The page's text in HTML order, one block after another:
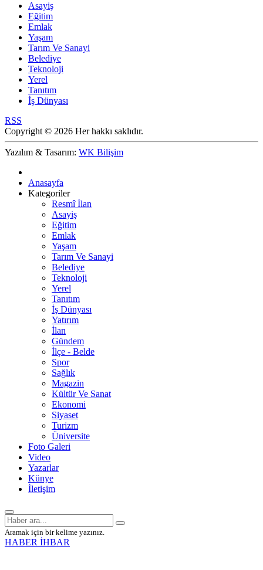
Asayiş
Eğitim
Emlak
Yaşam
Tarım Ve Sanayi
Belediye
Teknoloji
Yerel
Tanıtım
İş Dünyası
RSS
Copyright © 2026 Her hakkı saklıdır.
Yazılım & Tasarım: WK Bilişim
Anasayfa
Kategoriler
Resmî İlan
Asayiş
Eğitim
Emlak
Yaşam
Tarım Ve Sanayi
Belediye
Teknoloji
Yerel
Tanıtım
İş Dünyası
Yatırım
İlan
Gündem
İlçe - Belde
Spor
Sağlık
Magazin
Kültür Ve Sanat
Ekonomi
Siyaset
Turizm
Üniversite
Foto Galeri
Video
Yazarlar
Künye
İletişim
Aramak için bir kelime yazınız.
HABER İHBAR